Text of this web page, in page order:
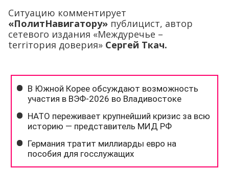
Ситуацию комментирует
«ПолитНавигатору» публицист, автор
сетевого издания «Междуречье –
terriтория доверия» Сергей Ткач.